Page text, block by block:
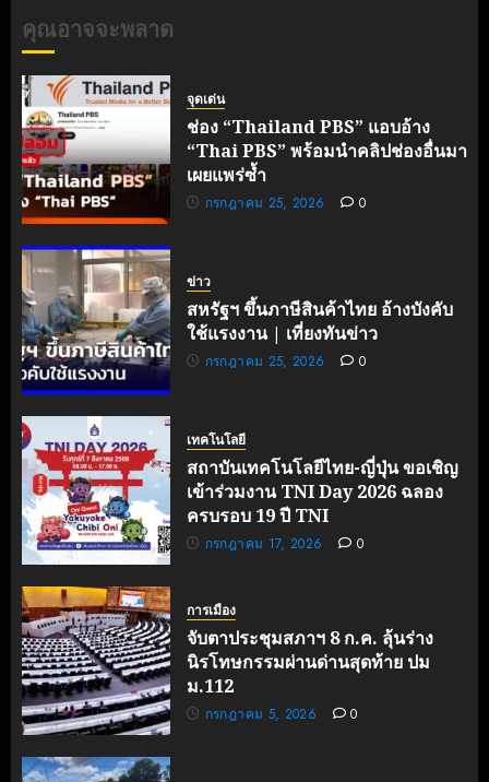
เดินหน้า
ขับ
เคลื่อน
นวัตกรรม
สู่อนาคต
มิถุนายน
27, 2026
0
คุณอาจจะพลาด
จุดเด่น
ช่อง “Thailand PBS” แอบอ้าง
“Thai PBS” พร้อมนำคลิปช่องอื่นมา
เผยแพร่ซ้ำ
กรกฎาคม 25, 2026 0
ข่าว
สหรัฐฯ ขึ้นภาษีสินค้าไทย อ้างบังคับ
ใช้แรงงาน | เที่ยงทันข่าว
กรกฎาคม 25, 2026 0
เทคโนโลยี
สถาบันเทคโนโลยีไทย-ญี่ปุ่น ขอเชิญ
เข้าร่วมงาน TNI Day 2026 ฉลอง
ครบรอบ 19 ปี TNI
กรกฎาคม 17, 2026 0
การเมือง
จับตาประชุมสภาฯ 8 ก.ค. ลุ้นร่าง
นิรโทษกรรมผ่านด่านสุดท้าย ปม
ม.112
กรกฎาคม 5, 2026 0